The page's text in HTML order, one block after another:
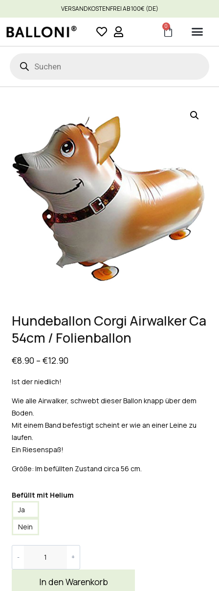
VERSANDKOSTENFREI AB 100€ (DE)
0
Hundeballon Corgi Airwalker Ca
54cm / Folienballon
€8.90 – €12.90
Ist der niedlich!
Wie alle Airwalker, schwebt dieser Ballon knapp über dem
Boden.
Mit einem Band befestigt scheint er wie an einer Leine zu
laufen.
Ein Riesenspaß!
Größe: Im befüllten Zustand circa 56 cm.
Befüllt mit Helium
Ja
Nein
In den Warenkorb